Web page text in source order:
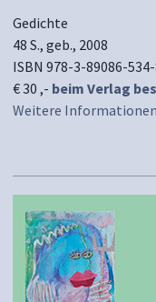
Gedichte
48 S., geb., 2008
ISBN 978-3-89086-
€ 30 ,- beim Verlag
Weitere Informationen